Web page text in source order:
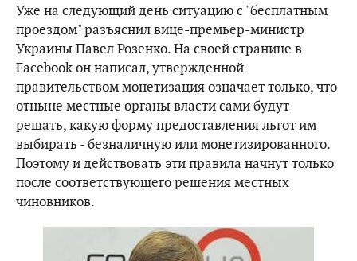
Уже на следующий день ситуацию с "бесплатным
проездом" разъяснил вице-премьер-министр
Украины Павел Розенко. На своей странице в
Facebook он написал, утвержденной
правительством монетизация означает только, что
отныне местные органы власти сами будут
решать, какую форму предоставления льгот им
выбирать - безналичную или монетизированного.
Поэтому и действовать эти правила начнут только
после соответствующего решения местных
чиновников.